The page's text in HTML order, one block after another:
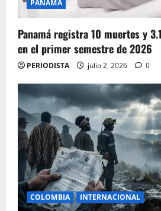
PANAMA
Panamá registra 10 muertes y
en el primer semestre de 2026
PERIODISTA julio 2, 2026 0
COLOMBIA INTERNACIONAL